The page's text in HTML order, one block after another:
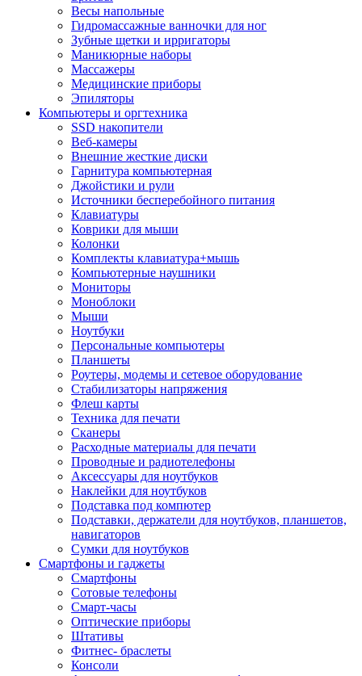
Весы напольные
Гидромассажные ванночки для ног
Зубные щетки и ирригаторы
Маникюрные наборы
Массажеры
Медицинские приборы
Эпиляторы
Компьютеры и оргтехника
SSD накопители
Веб-камеры
Внешние жесткие диски
Гарнитура компьютерная
Джойстики и рули
Источники бесперебойного питания
Клавиатуры
Коврики для мыши
Колонки
Комплекты клавиатура+мышь
Компьютерные наушники
Мониторы
Моноблоки
Мыши
Ноутбуки
Персональные компьютеры
Планшеты
Роутеры, модемы и сетевое оборудование
Стабилизаторы напряжения
Флеш карты
Техника для печати
Сканеры
Расходные материалы для печати
Проводные и радиотелефоны
Аксессуары для ноутбуков
Наклейки для ноутбуков
Подставка под компютер
Подставки, держатели для ноутбуков, планшетов,
навигаторов
Сумки для ноутбуков
Смартфоны и гаджеты
Смартфоны
Сотовые телефоны
Смарт-часы
Оптические приборы
Штативы
Фитнес- браслеты
Консоли